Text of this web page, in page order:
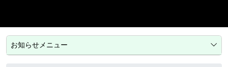
お知らせメニュー